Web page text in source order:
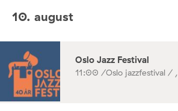
10. august
Oslo Jazz Festival
11:00 /Oslo jazzfestival / ,